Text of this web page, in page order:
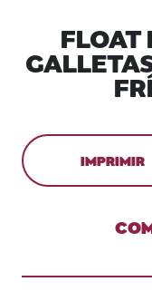
FLOAT
IMPRIMIR